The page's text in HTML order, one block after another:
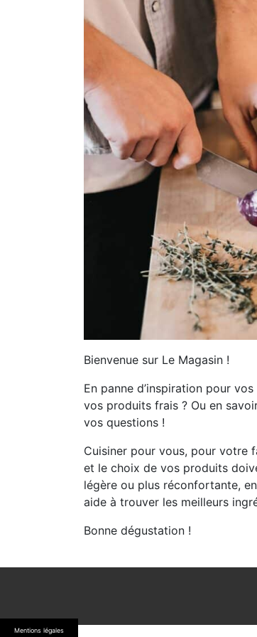
Mentions légales
Bienvenue sur Le Magasin !
En panne d’inspiration pour
vos produits frais ? Ou en
vos questions !
Cuisiner pour vous, pour votre
et le choix de vos produits
légère ou plus réconfortante,
aide à trouver les meilleurs
Bonne dégustation !